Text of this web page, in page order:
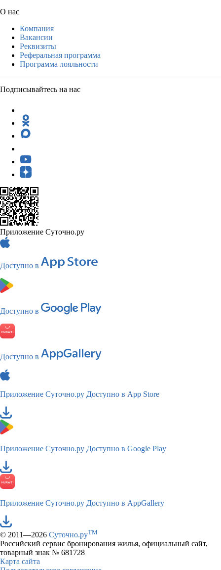
О нас
Компания
Вакансии
Реквизиты
Реферальная программа
Программа лояльности
Подписывайтесь на нас
Приложение Суточно.ру
Доступно в
Доступно в
Доступно в
Приложение Суточно.ру Доступно в App Store
Приложение Суточно.ру Доступно в Google Play
Приложение Суточно.ру Доступно в AppGallery
© 2011—2026 Суточно.руTM
Российский сервис бронирования жилья, официальный сайт,
товарный знак № 681728
Карта сайта